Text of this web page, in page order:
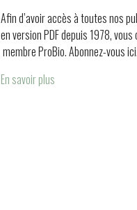
Afin d’avoir accès à toutes nos
en version PDF depuis 1978, vous
membre ProBio. Abonnez-vous ici.
En savoir plus